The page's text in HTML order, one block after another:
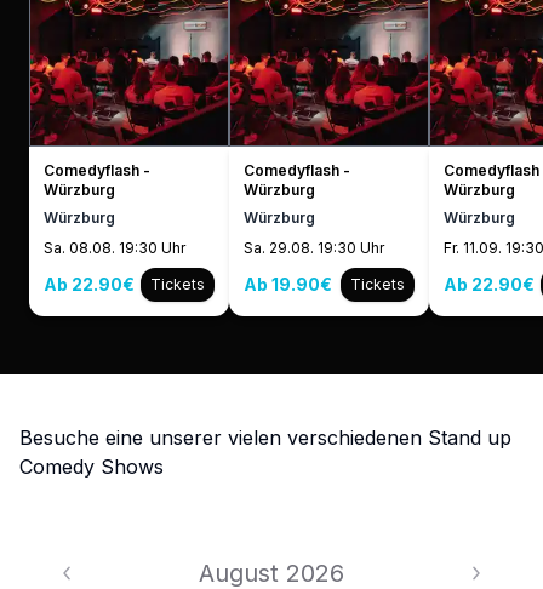
Comedyflash -
Würzburg
Würzburg
Sa. 08.08. 19:30 Uhr
Ab 22.90€ Tickets
Comedyflash -
Würzburg
Würzburg
Sa. 29.08. 19:30 Uhr
Ab 19.90€ Tickets
Comedyflash
Würzburg
Würzburg
Fr. 11.09.
Ab 22.90€
Besuche eine unserer vielen verschiedenen Stand up
Comedy Shows
August 2026